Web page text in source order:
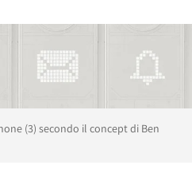
(3) secondo il concept di Ben